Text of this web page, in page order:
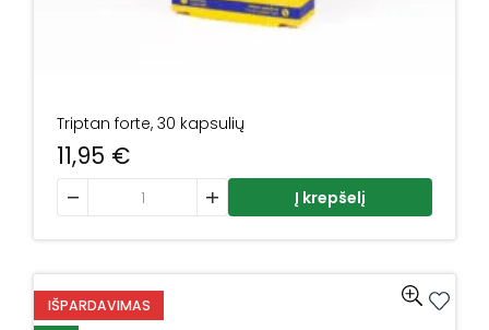
Triptan forte, 30 kapsulių
11,95 €
produkto kiekis: Triptan forte, 30 kapsulių
Į krepšelį
IŠPARDAVIMAS